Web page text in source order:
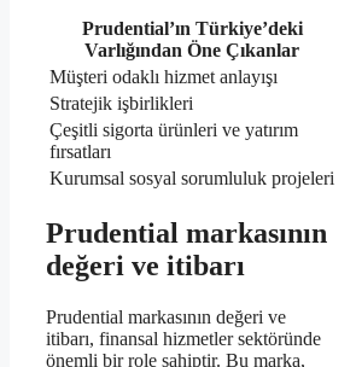
Prudential’ın Türkiye’deki
Varlığından Öne Çıkanlar
Müşteri odaklı hizmet anlayışı
Stratejik işbirlikleri
Çeşitli sigorta ürünleri ve yatırım
fırsatları
Kurumsal sosyal sorumluluk projeleri
Prudential markasının
değeri ve itibarı
Prudential markasının değeri ve
itibarı, finansal hizmetler sektöründe
önemli bir role sahiptir. Bu marka,